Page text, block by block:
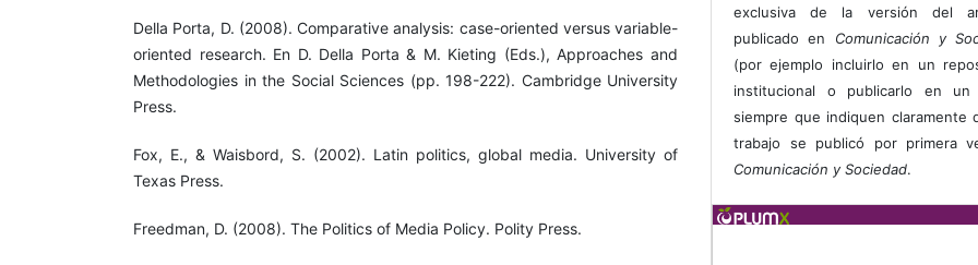
Della Porta, D. (2008). Comparative analysis: case-oriented versus variable-
oriented research. En D. Della Porta & M. Kieting (Eds.), Approaches and
Methodologies in the Social Sciences (pp. 198-222). Cambridge University
Press.
Fox, E., & Waisbord, S. (2002). Latin politics, global media. University of
Texas Press.
Freedman, D. (2008). The Politics of Media Policy. Polity Press.
exclusiva de la versión del
publicado en Comunicación y
(por ejemplo incluirlo en un
institucional o publicarlo en un
siempre que indiquen claramente
trabajo se publicó por primera
Comunicación y Sociedad.